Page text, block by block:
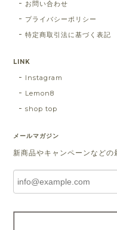
お問い合わせ
プライバシーポリシー
特定商取引法に基づく表記
LINK
Instagram
Lemon8
shop top
メールマガジン
新商品やキャンペーンなどの